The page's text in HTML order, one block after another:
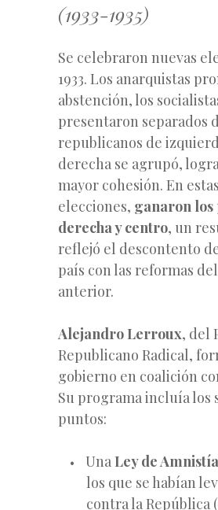
(1933-1935)
Se celebraron nuevas
1933. Los anarquistas
abstención, los
presentaron separados
republicanos de
derecha se agrupó,
mayor cohesión. En estas
elecciones, ganaron los
derecha y centro, un
reflejó el descontento
país con las reformas
anterior.
Alejandro Lerroux, del
Republicano Radical,
gobierno en coalición
Su programa incluía los
puntos:
UnaLey de Amnistía
los que se habían
contra la República